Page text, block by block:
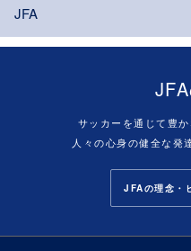
JFA
サッカーを通じて豊
人々の心身の健全な発
JFAの理念・